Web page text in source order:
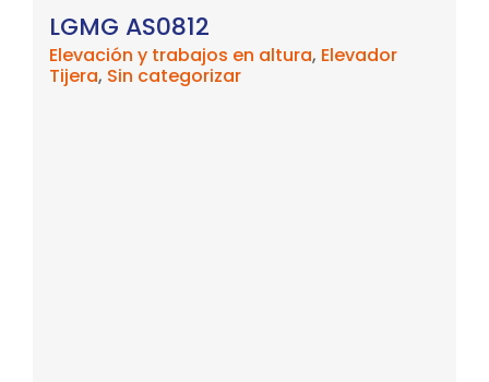
LGMG AS0812
Elevación y trabajos en altura, Elevador
Tijera, Sin categorizar